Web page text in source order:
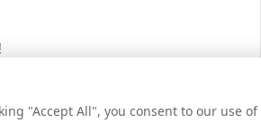
"Accept All", you consent to our use of